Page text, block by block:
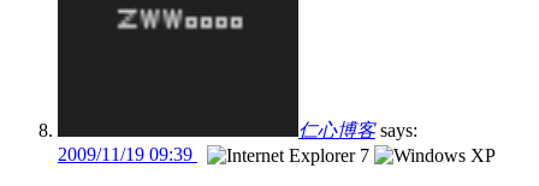
仁心博客 says:
2009/11/19 09:39